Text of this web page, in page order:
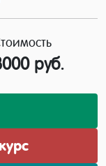
руб.